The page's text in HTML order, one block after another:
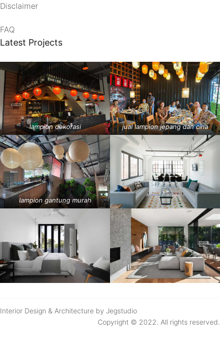
Disclaimer
FAQ
Latest Projects
lampion dekorasi jual lampion jepang dan cina
lampion gantung murah
Interior Design & Architecture by Jegstudio
Copyright © 2022. All rights reserved.